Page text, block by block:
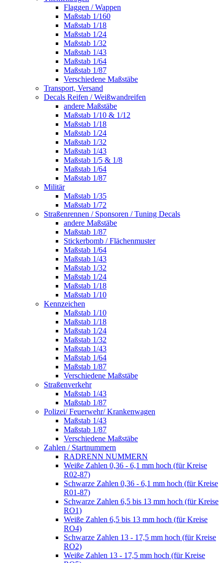
Flaggen / Wappen
Maßstab 1/160
Maßstab 1/18
Maßstab 1/24
Maßstab 1/32
Maßstab 1/43
Maßstab 1/64
Maßstab 1/87
Verschiedene Maßstäbe
Transport, Versand
Decals Reifen / Weißwandreifen
andere Maßstäbe
Maßstab 1/10 & 1/12
Maßstab 1/18
Maßstab 1/24
Maßstab 1/32
Maßstab 1/43
Maßstab 1/5 & 1/8
Maßstab 1/64
Maßstab 1/87
Militär
Maßstab 1/35
Maßstab 1/72
Straßenrennen / Sponsoren / Tuning Decals
andere Maßstäbe
Maßstab 1/87
Stickerbomb / Flächenmuster
Maßstab 1/64
Maßstab 1/43
Maßstab 1/32
Maßstab 1/24
Maßstab 1/18
Maßstab 1/10
Kennzeichen
Maßstab 1/10
Maßstab 1/18
Maßstab 1/24
Maßstab 1/32
Maßstab 1/43
Maßstab 1/64
Maßstab 1/87
Verschiedene Maßstäbe
Straßenverkehr
Maßstab 1/43
Maßstab 1/87
Polizei/ Feuerwehr/ Krankenwagen
Maßstab 1/43
Maßstab 1/87
Verschiedene Maßstäbe
Zahlen / Startnummern
RADRENN NUMMERN
Weiße Zahlen 0,36 - 6,1 mm hoch (für Kreise
R02-87)
Schwarze Zahlen 0,36 - 6,1 mm hoch (für Kreise
R01-87)
Schwarze Zahlen 6,5 bis 13 mm hoch (für Kreise
RO1)
Weiße Zahlen 6,5 bis 13 mm hoch (für Kreise
RO4)
Schwarze Zahlen 13 - 17,5 mm hoch (für Kreise
RO2)
Weiße Zahlen 13 - 17,5 mm hoch (für Kreise